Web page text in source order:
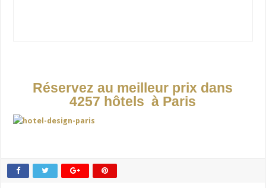
Réservez au meilleur prix dans
4257 hôtels à Paris